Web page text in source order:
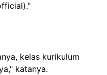
kelas kurikulum
katanya.